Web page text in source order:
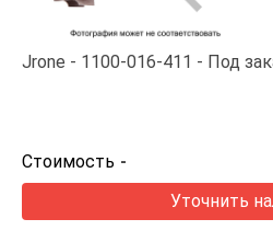
Jrone 1100-016-411 Под
Стоимость -
Уточнить